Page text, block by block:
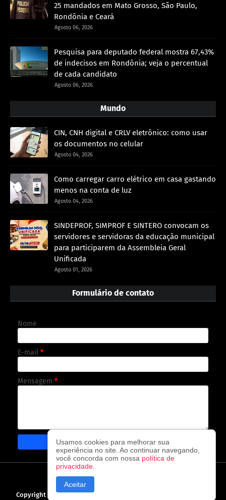
25 mandados em Mato Grosso, São Paulo,
Rondônia e Ceará
Agosto 06, 2026
Pesquisa para deputado federal mostra 67,43%
de indecisos em Rondônia; veja o percentual
de cada candidato
Agosto 06, 2026
Mundo
CIN, CNH digital e CRLV eletrônico: como usar
os documentos no celular
Agosto 04, 2026
Como carregar carro elétrico em casa gastando
menos na conta de luz
Agosto 04, 2026
SINDEPROF, SIMPROF E SINTERO convocam os
servidores e servidoras da educação municipal
para participarem da Assembleia Geral
Unificada
Agosto 01, 2026
Formulário de contato
Nome
E-mail *
Mensagem *
CAPA CONTATO
Copyright © 2026O observador - A cada visita uma nova notícia!
Usamos cookies para melhorar sua
experiência no site. Ao continuar navegando,
você concorda com nossa política de
privacidade
Aceitar